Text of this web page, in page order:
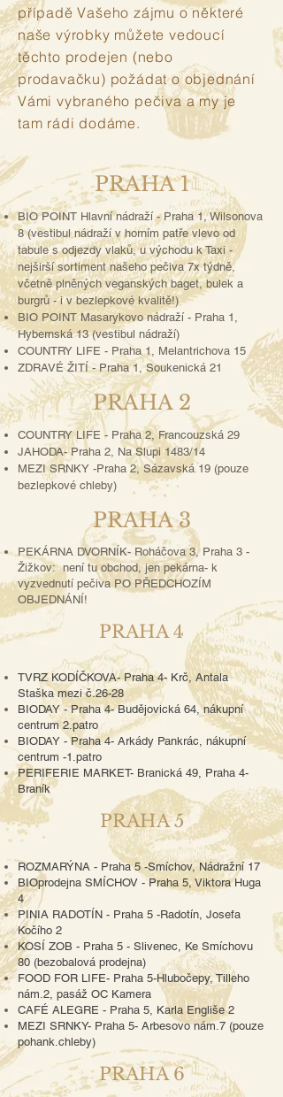
případě Vašeho zájmu o některé
naše výrobky můžete vedoucí
těchto prodejen (nebo
prodavačku) požádat o objednání
Vámi vybraného pečiva a my je
tam rádi dodáme.
PRAHA 1
BIO POINT Hlavní nádraží - Praha 1, Wilsonova
8 (vestibul nádraží v horním patře vlevo od
tabule s odjezdy vlaků, u východu k Taxi -
nejširší sortiment našeho pečiva 7x týdně,
včetně plněných veganských baget, bulek a
burgrů - i v bezlepkové kvalitě!)
BIO POINT Masarykovo nádraží - Praha 1,
Hybernská 13 (vestibul nádraží)
COUNTRY LIFE - Praha 1, Melantrichova 15
ZDRAVÉ ŽITÍ - Praha 1, Soukenická 21
PRAHA 2
COUNTRY LIFE - Praha 2, Francouzská 29
JAHODA- Praha 2, Na Slupi 1483/14
MEZI SRNKY -Praha 2, Sázavská 19 (pouze
bezlepkové chleby)
PRAHA 3
PEKÁRNA DVORNÍK- Roháčova 3, Praha 3 -
Žižkov: není tu obchod, jen pekárna- k
vyzvednutí pečiva PO PŘEDCHOZÍM
OBJEDNÁNÍ!
PRAHA 4
TVRZ KODÍČKOVA- Praha 4- Krč, Antala
Staška mezi č.26-28
BIODAY - Praha 4- Budějovická 64, nákupní
centrum 2.patro
BIODAY - Praha 4- Arkády Pankrác, nákupní
centrum -1.patro
PERIFERIE MARKET- Branická 49, Praha 4-
Braník
PRAHA 5
ROZMARÝNA - Praha 5 -Smíchov, Nádražní 17
BIOprodejna SMÍCHOV - Praha 5, Viktora Huga
4
PINIA RADOTÍN - Praha 5 -Radotín, Josefa
Kočího 2
KOSÍ ZOB - Praha 5 - Slivenec, Ke Smíchovu
80 (bezobalová prodejna)
FOOD FOR LIFE- Praha 5-Hlubočepy, Tilleho
nám.2, pasáž OC Kamera
CAFÉ ALEGRE - Praha 5, Karla Engliše 2
MEZI SRNKY- Praha 5- Arbesovo nám.7 (pouze
pohank.chleby)
PRAHA 6